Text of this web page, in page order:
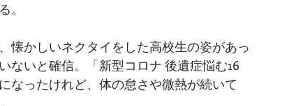
。
懐かしいネクタイをした高校生の姿があっ
ないと確信。「新型コロナ 後遺症悩む16
なったけれど、体の怠さや微熱が続いて